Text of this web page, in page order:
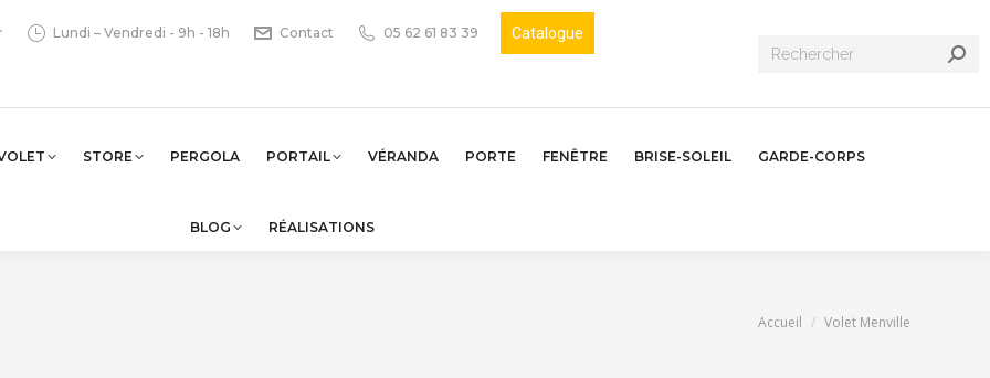
Lundi – Vendredi - 9h - 18h Contact 05 62 61 83 39 Catalogue
Recherche
STORE PERGOLA PORTAIL VÉRANDA PORTE FENÊTRE BRISE-SOLEIL GARDE-CORPS
BLOG RÉALISATIONS
Vous êtes ici :
Accueil Volet Menville